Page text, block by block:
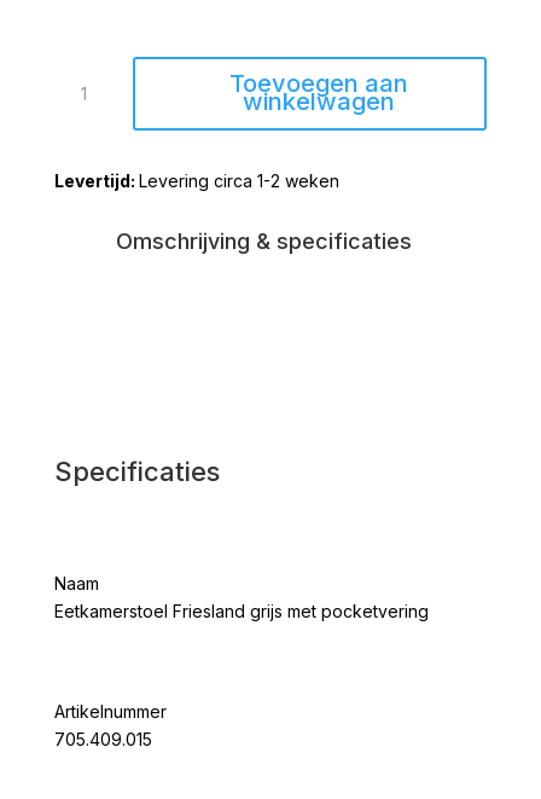
Friesland
pocketvering
Toevoegen aan
winkelwagen
Levering circa 1-2 weken
Omschrijving & specificaties
Specificaties
Naam
Eetkamerstoel Friesland grijs met pocketvering
Artikelnummer
705.409.015